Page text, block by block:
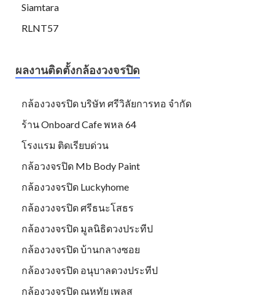
Siamtara
RLNT57
ผลงานติดตั้งกล้องวงจรปิด
กล้องวงจรปิด บริษัท ศรีวิลัยการทอ จำกัด
ร้าน Onboard Cafe พหล 64
โรงแรม ติดเรียบด่วน
กล้อวงจรปิด Mb Body Paint
กล้องวงจรปิด Luckyhome
กล้องวงจรปิด ศรีธนะโสธร
กล้องวงจรปิด มูลนิธิดวงประทีป
กล้องวงจรปิด บ้านกลางซอย
กล้องวงจรปิด อนุบาลดวงประทีป
กล้องวงจรปิด ณหทัย เพลส